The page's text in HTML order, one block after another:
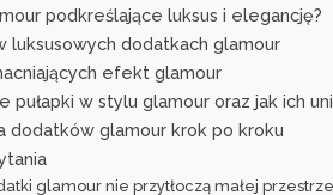
podkreślające luksus i elegancję?
luksusowych dodatkach glamour
efekt glamour
pułapki w stylu glamour oraz jak ich
dodatków glamour krok po kroku
glamour nie przytłoczą małej